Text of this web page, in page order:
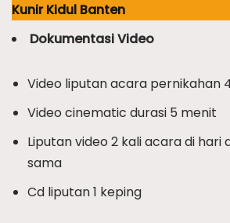
Kunir Kidul Banten
Dokumentasi Video
Video liputan acara pernikahan
Video cinematic durasi 5 menit
Liputan video 2 kali acara di
sama
Cd liputan 1 keping